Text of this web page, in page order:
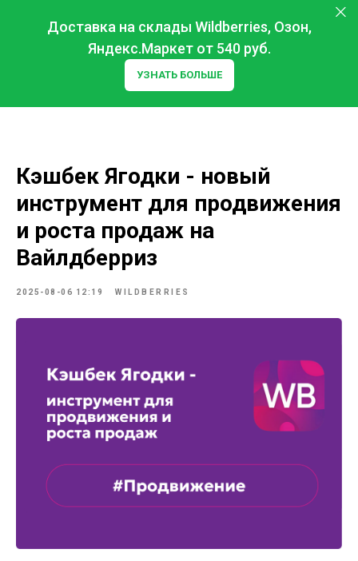
Доставка на склады Wildberries, Озон,
Яндекс.Маркет от 540 руб.
УЗНАТЬ БОЛЬШЕ
Кэшбек Ягодки - новый
инструмент для продвижения
и роста продаж на
Вайлдберриз
2025-08-06 12:19 WILDBERRIES